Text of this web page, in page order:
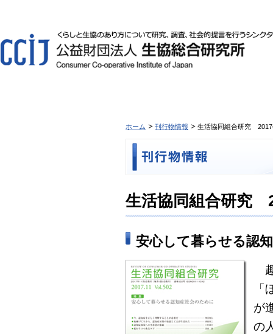
ホーム 刊行物情報 生活協同組合研究
生活協同組合研究
安心して暮らせる認
が
の